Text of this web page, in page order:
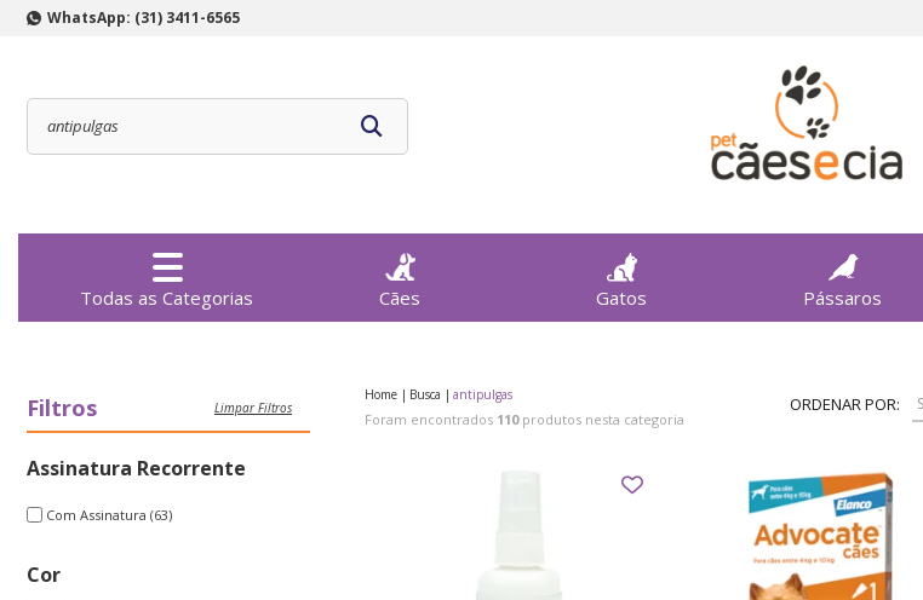
WhatsApp: (31) 3411-6565
Todas as Categorias Cães Gatos Pássaros
Filtros Limpar Filtros
Assinatura Recorrente
Com Assinatura (63)
Cor
Home Busca antipulgas
Foram encontrados 110produtos nesta categoria
ORDENAR POR: